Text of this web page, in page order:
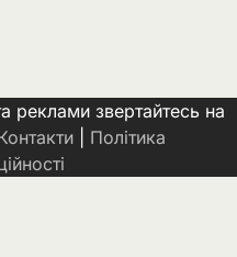
реклами звертайтесь на
| Політика